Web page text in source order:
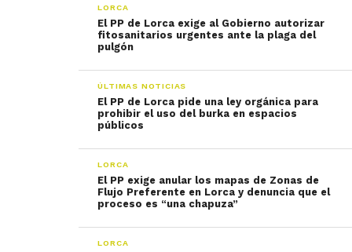
LORCA
El PP de Lorca exige al Gobierno autorizar
fitosanitarios urgentes ante la plaga del
pulgón
ÚLTIMAS NOTICIAS
El PP de Lorca pide una ley orgánica para
prohibir el uso del burka en espacios
públicos
LORCA
El PP exige anular los mapas de Zonas de
Flujo Preferente en Lorca y denuncia que el
proceso es “una chapuza”
LORCA